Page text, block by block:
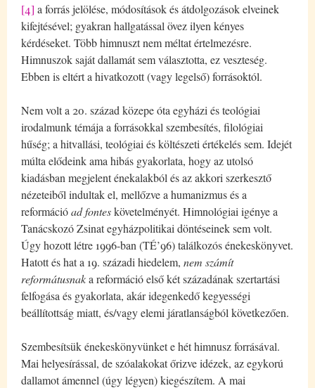
[4] a forrás jelölése, módosítások és átdolgozások elveinek
kifejtésével; gyakran hallgatással övez ilyen kényes
kérdéseket. Több himnuszt nem méltat értelmezésre.
Himnuszok saját dallamát sem választotta, ez veszteség.
Ebben is eltért a hivatkozott (vagy legelső) forrásoktól.
Nem volt a 20. század közepe óta egyházi és teológiai
irodalmunk témája a forrásokkal szembesítés, filológiai
hűség; a hitvallási, teológiai és költészeti értékelés sem. Idejét
múlta elődeink ama hibás gyakorlata, hogy az utolsó
kiadásban megjelent énekalakból és az akkori szerkesztő
nézeteiből indultak el, mellőzve a humanizmus és a
reformációad fonteskövetelményét. Himnológiai igénye a
Tanácskozó Zsinat egyházpolitikai döntéseinek sem volt.
Úgy hozott létre 1996-ban (TÉ’96) találkozós énekeskönyvet.
Hatott és hat a 19. századi hiedelem, nem számít
reformátusnaka reformáció első két századának szertartási
felfogása és gyakorlata, akár idegenkedő kegyességi
beállítottság miatt, és/vagy elemi járatlanságból következően.
Szembesítsük énekeskönyvünket e hét himnusz forrásával.
Mai helyesírással, de szóalakokat őrizve idézek, az egykorú
dallamot ámennel (úgy légyen) kiegészítem. A mai